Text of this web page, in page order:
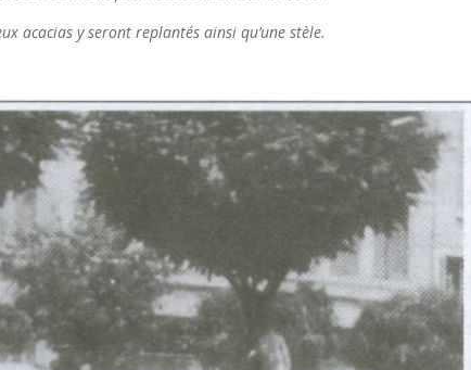
y seront replantés ainsi qu’une stèle.